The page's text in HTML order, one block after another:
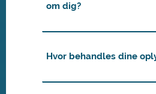
om dig?
Hvor behandles dine